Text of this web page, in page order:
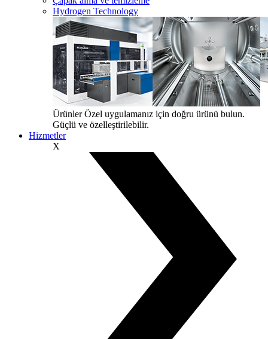
Hydrogen Technology
ÜrünlerÖzel uygulamanız için doğru ürünü bulun.
Güçlü ve özelleştirilebilir.
Hizmetler
X